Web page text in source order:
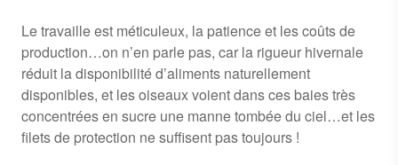
Le travaille est méticuleux, la patience et les coûts de
production…on n’en parle pas, car la rigueur hivernale
réduit la disponibilité d’aliments naturellement
disponibles, et les oiseaux voient dans ces baies très
concentrées en sucre une manne tombée du ciel…et les
filets de protection ne suffisent pas toujours !